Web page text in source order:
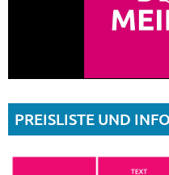
PREISLISTE UND